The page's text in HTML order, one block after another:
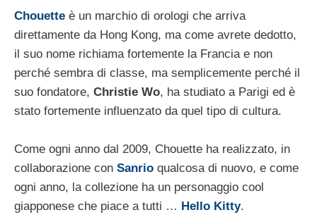
Chouette è un marchio di orologi che arriva
direttamente da Hong Kong, ma come avrete dedotto,
il suo nome richiama fortemente la Francia e non
perché sembra di classe, ma semplicemente perché il
suo fondatore, Christie Wo, ha studiato a Parigi ed è
stato fortemente influenzato da quel tipo di cultura.
Come ogni anno dal 2009, Chouette ha realizzato, in
collaborazione con Sanrio qualcosa di nuovo, e come
ogni anno, la collezione ha un personaggio cool
giapponese che piace a tutti … Hello Kitty.